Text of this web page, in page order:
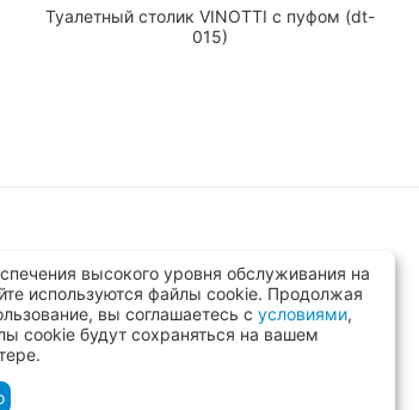
(s005)
Туалетный столик VINOTTI с
д.8 стр.1
высокого уровня обслуживания на
используются файлы cookie. Продолжая
вы соглашаетесь с условиями,
cookie будут сохраняться на вашем